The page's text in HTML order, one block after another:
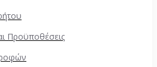
Προϋποθέσεις